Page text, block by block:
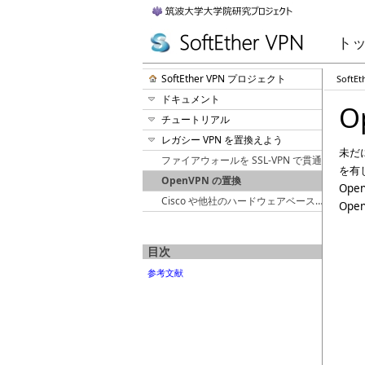
ト
SoftEther VPN プロジェクト
ドキュメント
チュートリアル
レガシー VPN を置換えよう
ファイアウォールを SSL-VPN で貫通
OpenVPN の置換
Cisco や他社のハードウェアベースの VPN 製品の置換
目次
参考文献
未だ
を有